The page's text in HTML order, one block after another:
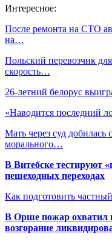
Интересное:
После ремонта на СТО
на…
Польский перевозчик
скорость…
26-летний белорус
«Наводится последний
Мать через суд добилась
морального…
В Витебске тестируют
пешеходных переходах
Как подготовить
В Орше пожар охватил
возгорание